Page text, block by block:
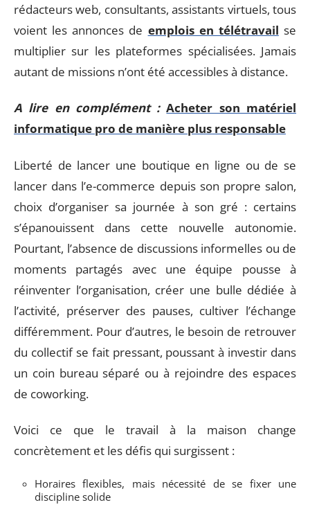
rédacteurs web, consultants, assistants virtuels, tous
voient les annonces de emplois en télétravail se
multiplier sur les plateformes spécialisées. Jamais
autant de missions n’ont été accessibles à distance.
A lire en complément : Acheter son matériel
informatique pro de manière plus responsable
Liberté de lancer une boutique en ligne ou de se
lancer dans l’e-commerce depuis son propre salon,
choix d’organiser sa journée à son gré : certains
s’épanouissent dans cette nouvelle autonomie.
Pourtant, l’absence de discussions informelles ou de
moments partagés avec une équipe pousse à
réinventer l’organisation, créer une bulle dédiée à
l’activité, préserver des pauses, cultiver l’échange
différemment. Pour d’autres, le besoin de retrouver
du collectif se fait pressant, poussant à investir dans
un coin bureau séparé ou à rejoindre des espaces
de coworking.
Voici ce que le travail à la maison change
concrètement et les défis qui surgissent :
Horaires flexibles, mais nécessité de se fixer une
discipline solide